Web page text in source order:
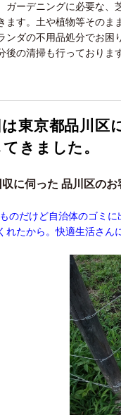
ガーデニングに必要な、
ます。土や植物等そのま
ンダの不用品処分でお困
後の清掃も行っておりま
東京都品川区
きました。
に伺った 品川区のお
ものだけど自治体のゴミ
れたから。快適生活さん